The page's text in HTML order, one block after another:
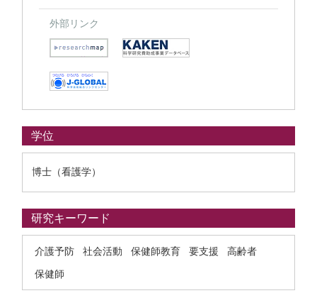
外部リンク
学位
博士（看護学）
研究キーワード
介護予防 社会活動 保健師教育 要支援
高齢者
保健師